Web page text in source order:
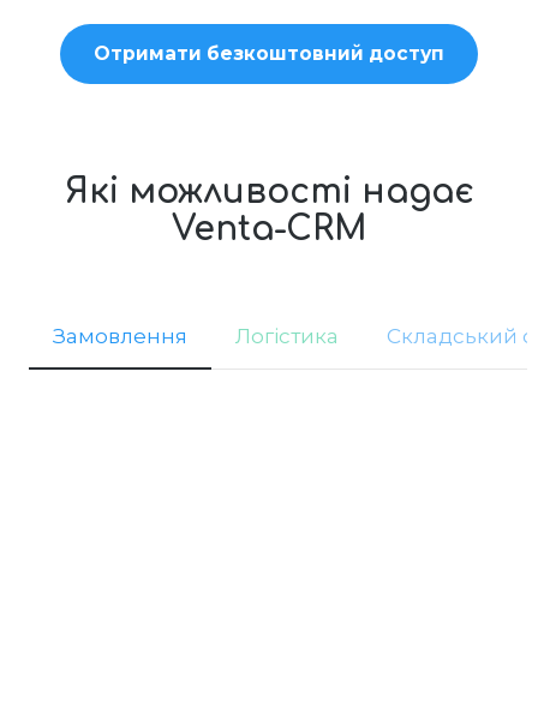
Отримати безкоштовний доступ
Які можливості надає
Venta-CRM
Замовлення Логістика Складський